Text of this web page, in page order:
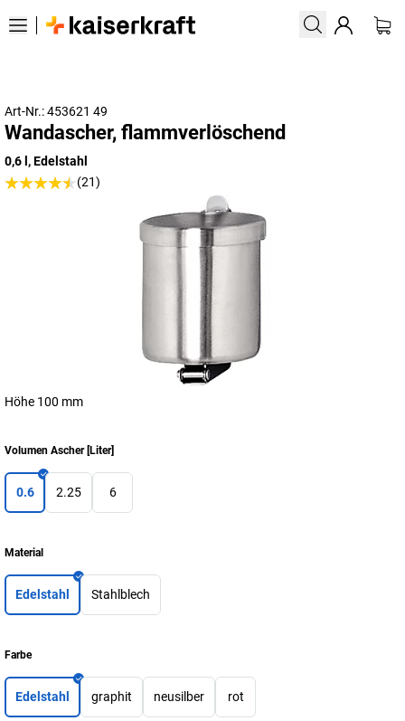
Art-Nr.: 453621 49
Wandascher, flammverlöschend
0,6 l, Edelstahl
(21)
Höhe 100 mm
Volumen Ascher[Liter]
0.6 2.25 6
Material
Edelstahl Stahlblech
Farbe
Edelstahl graphit neusilber rot